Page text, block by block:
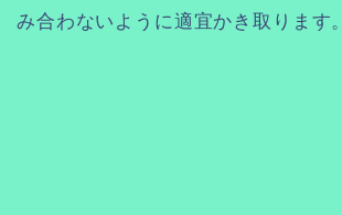
み合わないように適宜かき取ります。